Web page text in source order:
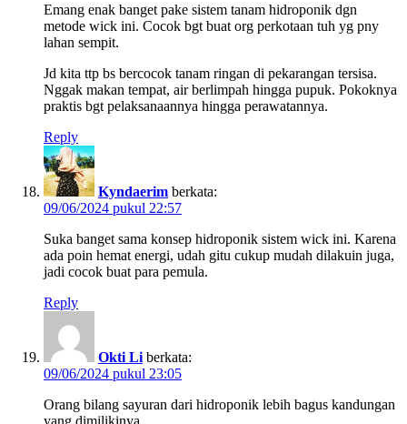
Emang enak banget pake sistem tanam hidroponik dgn
metode wick ini. Cocok bgt buat org perkotaan tuh yg pny
lahan sempit.
Jd kita ttp bs bercocok tanam ringan di pekarangan tersisa.
Nggak makan tempat, air berlimpah hingga pupuk. Pokoknya
praktis bgt pelaksanaannya hingga perawatannya.
Reply
Kyndaerim berkata:
09/06/2024 pukul 22:57
Suka banget sama konsep hidroponik sistem wick ini. Karena
ada poin hemat energi, udah gitu cukup mudah dilakuin juga,
jadi cocok buat para pemula.
Reply
Okti Li berkata:
09/06/2024 pukul 23:05
Orang bilang sayuran dari hidroponik lebih bagus kandungan
yang dimilikinya…